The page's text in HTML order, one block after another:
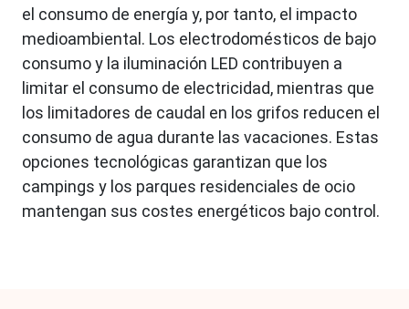
el consumo de energía y, por tanto, el impacto
medioambiental. Los electrodomésticos de bajo
consumo y la iluminación LED contribuyen a
limitar el consumo de electricidad, mientras que
los limitadores de caudal en los grifos reducen el
consumo de agua durante las vacaciones. Estas
opciones tecnológicas garantizan que los
campings y los parques residenciales de ocio
mantengan sus costes energéticos bajo control.